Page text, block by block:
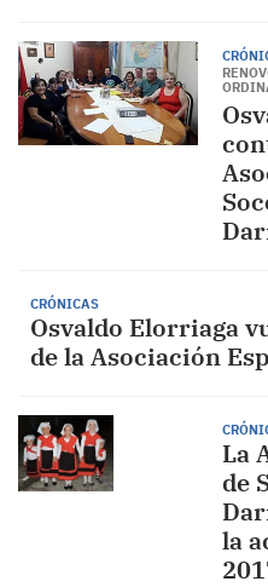
CRÓNICAS
Osvaldo Elorriaga
de la Asociación
La
de
la